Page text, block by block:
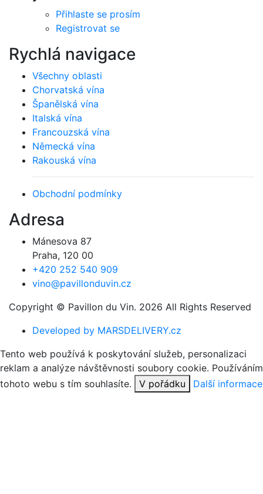
Přihlaste se prosím
Registrovat se
Rychlá navigace
Všechny oblasti
Chorvatská vína
Španělská vína
Italská vína
Francouzská vína
Německá vína
Rakouská vína
Obchodní podmínky
Adresa
Mánesova 87
Praha, 120 00
+420 252 540 909
vino@pavillonduvin.cz
Copyright © Pavillon du Vin. 2026 All Rights Reserved
Developed by MARSDELIVERY.cz
Tento web používá k poskytování služeb, personalizaci
reklam a analýze návštěvnosti soubory cookie. Používáním
tohoto webu s tím souhlasíte.
V pořádku Další informace